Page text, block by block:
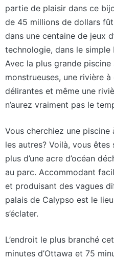
partie de plaisir dans ce
de 45 millions de dollars
dans une centaine de jeux
technologie, dans le
Avec la plus grande
monstrueuses, une rivière
délirantes et même une
n’aurez vraiment pas le
Vous cherchiez une
les autres? Voilà, vous
plus d’une acre d’océan
au parc. Accommodant
et produisant des vagues
palais de Calypso est le
s’éclater.
L’endroit le plus branché
minutes d’Ottawa et 75